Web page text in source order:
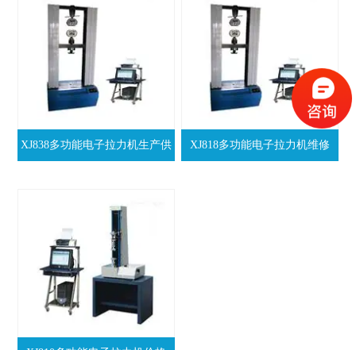
XJ838多功能电子拉力机生产供 XJ818多功能电子拉力机维修